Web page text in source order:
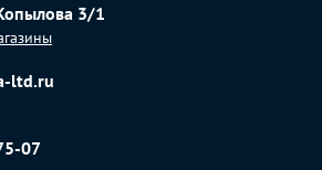
3/1
ltd.ru
07